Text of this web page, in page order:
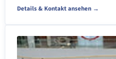
Details & Kontakt ansehen →